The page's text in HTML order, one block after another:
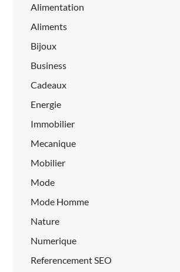
Alimentation
Aliments
Bijoux
Business
Cadeaux
Energie
Immobilier
Mecanique
Mobilier
Mode
Mode Homme
Nature
Numerique
Referencement SEO